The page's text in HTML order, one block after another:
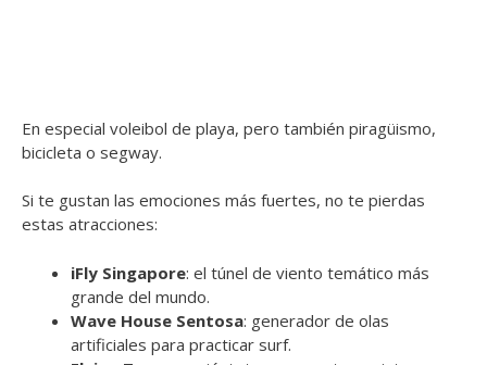
En especial voleibol de playa, pero también piragüismo,
bicicleta o segway.
Si te gustan las emociones más fuertes, no te pierdas
estas atracciones:
iFly Singapore: el túnel de viento temático más
grande del mundo.
Wave House Sentosa: generador de olas
artificiales para practicar surf.